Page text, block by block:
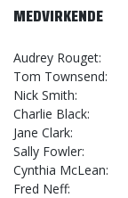
MEDVIRKENDE
Audrey Rouget
Tom Townsend
Nick Smith
Charlie Black
Jane Clark
Sally Fowler
Cynthia McLean
Fred Neff